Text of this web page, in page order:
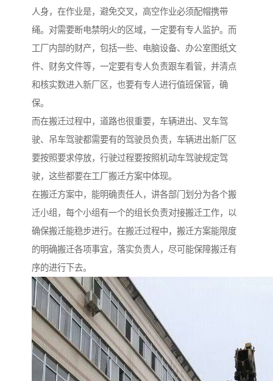
人身，在作业是，避免交叉，高空作业必须配帽携带
绳。对需要断电禁明火的区域，一定要有专人监护。而
工厂内部的财产，包括一些、电脑设备、办公室图纸文
件、财务文件等，一定要有专人负责跟车看管，并清点
和核实数进入新厂区，也要有专人进行值班保管，确
保。
而在搬迁过程中，道路也很重要，车辆进出、叉车驾
驶、吊车驾驶都需要有的驾驶员负责，车辆进出新厂区
要按照要求停放，行驶过程要按照机动车驾驶规定驾
驶，这些都要在工厂搬迁方案中体现。
在搬迁方案中，能明确责任人，讲各部门划分为各个搬
迁小组，每个小组有一个的组长负责对接搬迁工作，以
确保搬迁能稳步进行。在搬迁过程中，搬迁方案能限度
的明确搬迁各项事宜，落实负责人，尽可能保障搬迁有
序的进行下去。